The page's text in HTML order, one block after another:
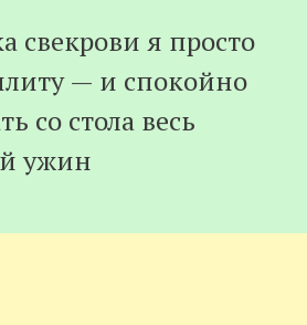
свекрови я просто
— и спокойно
со стола весь
ужин